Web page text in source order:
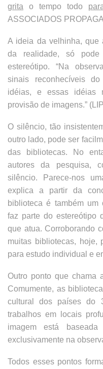
grita o tempo todo
ASSOCIADOS
A ideia da velhinha, que
da realidade, só pode
estereótipo. “Na
sinais reconhecíveis
idéias, e essas idéias
provisão de imagens.”
O silêncio, tão
outro lado, pode ser
das bibliotecas. No
autores da pesquisa,
silêncio. Parece-nos
explica a partir da
biblioteca é também um
faz parte do estereótipo
que atua. Corroborando
muitas bibliotecas, hoje,
para estudo individual e
Outro ponto que chama
Comumente, as
cultural dos países do
trabalhos em locais
imagem está
exclusivamente na
Todos esses pontos